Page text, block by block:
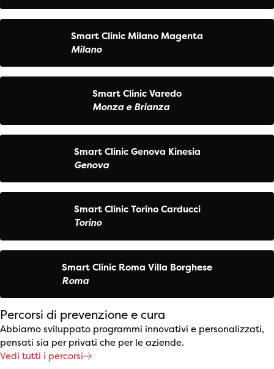
Smart Clinic Milano Magenta
Milano
Smart Clinic Varedo
Monza e Brianza
Smart Clinic Genova Kinesia
Genova
Smart Clinic Torino Carducci
Torino
Smart Clinic Roma Villa Borghese
Roma
Percorsi di prevenzione e cura
Abbiamo sviluppato programmi innovativi e personalizzati,
pensati sia per privati che per le aziende.
Vedi tutti i percorsi